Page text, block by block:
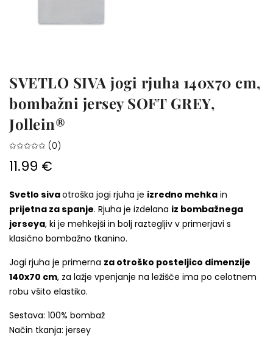
SVETLO SIVA jogi rjuha 140x70 cm,
bombažni jersey SOFT GREY,
Jollein®
✩✩✩✩✩ (0)
11.99 €
Svetlo sivaotroška jogi rjuha je izredno mehka in
prijetna za spanje. Rjuha je izdelana iz bombažnega
jerseya, ki je mehkejši in bolj raztegljiv v primerjavi s
klasično bombažno tkanino.
Jogi rjuha je primerna za otroško posteljico dimenzije
140x70 cm, za lažje vpenjanje na ležišče ima po celotnem
robu všito elastiko.
Sestava: 100% bombaž
Način tkanja: jersey